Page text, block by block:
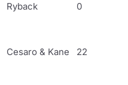
Ryback 0
Cesaro & Kane 22